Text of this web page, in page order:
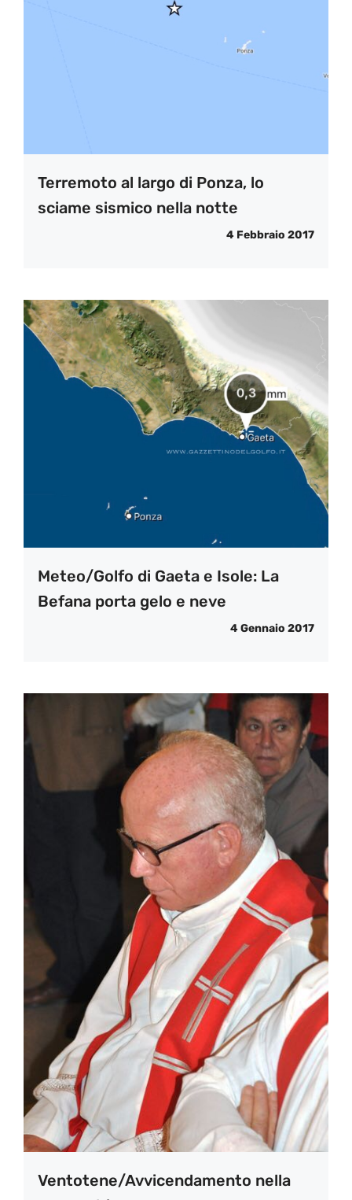
Terremoto al largo di Ponza, lo
sciame sismico nella notte
4 Febbraio 2017
Meteo/Golfo di Gaeta e Isole: La
Befana porta gelo e neve
4 Gennaio 2017
Ventotene/Avvicendamento nella